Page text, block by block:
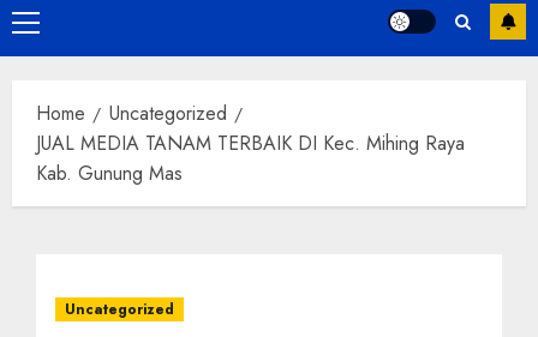
Primary
Menu
Home
Uncategorized
JUAL MEDIA TANAM TERBAIK DI Kec. Mihing Raya
Kab. Gunung Mas
Uncategorized